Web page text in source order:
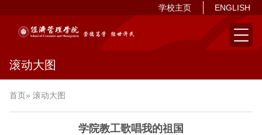
ENGLISH
学校主页
滚动大图
首页» 滚动大图
学院教工歌唱我的祖国